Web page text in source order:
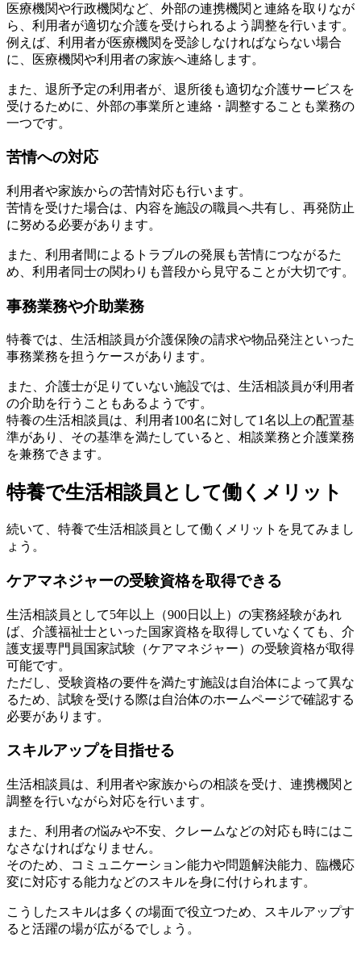
医療機関や行政機関など、外部の連携機関と連絡を取りなが
ら、利用者が適切な介護を受けられるよう調整を行います。
例えば、利用者が医療機関を受診しなければならない場合
に、医療機関や利用者の家族へ連絡します。
また、退所予定の利用者が、退所後も適切な介護サービスを
受けるために、外部の事業所と連絡・調整することも業務の
一つです。
苦情への対応
利用者や家族からの苦情対応も行います。
苦情を受けた場合は、内容を施設の職員へ共有し、再発防止
に努める必要があります。
また、利用者間によるトラブルの発展も苦情につながるた
め、利用者同士の関わりも普段から見守ることが大切です。
事務業務や介助業務
特養では、生活相談員が介護保険の請求や物品発注といった
事務業務を担うケースがあります。
また、介護士が足りていない施設では、生活相談員が利用者
の介助を行うこともあるようです。
特養の生活相談員は、利用者100名に対して1名以上の配置基
準があり、その基準を満たしていると、相談業務と介護業務
を兼務できます。
特養で生活相談員として働くメリット
続いて、特養で生活相談員として働くメリットを見てみまし
ょう。
ケアマネジャーの受験資格を取得できる
生活相談員として5年以上（900日以上）の実務経験があれ
ば、介護福祉士といった国家資格を取得していなくても、介
護支援専門員国家試験（ケアマネジャー）の受験資格が取得
可能です。
ただし、受験資格の要件を満たす施設は自治体によって異な
るため、試験を受ける際は自治体のホームページで確認する
必要があります。
スキルアップを目指せる
生活相談員は、利用者や家族からの相談を受け、連携機関と
調整を行いながら対応を行います。
また、利用者の悩みや不安、クレームなどの対応も時にはこ
なさなければなりません。
そのため、コミュニケーション能力や問題解決能力、臨機応
変に対応する能力などのスキルを身に付けられます。
こうしたスキルは多くの場面で役立つため、スキルアップす
ると活躍の場が広がるでしょう。